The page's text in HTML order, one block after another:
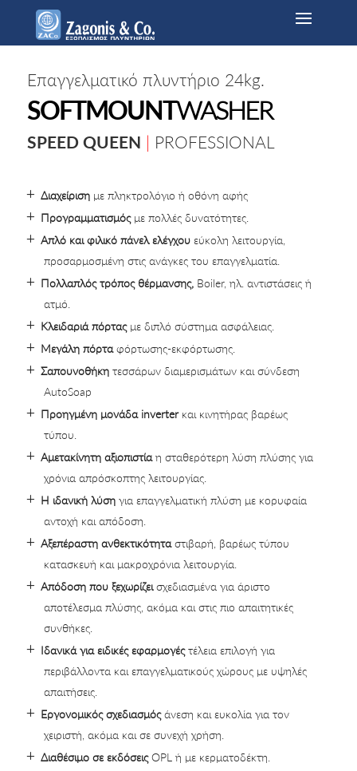
Επαγγελματικό πλυντήριο 24kg.
SOFTMOUNTWASHER
SPEED QUEEN | PROFESSIONAL
Διαχείρισημε πληκτρολόγιο ή οθόνη αφής
Προγραμματισμόςμε πολλές δυνατότητες.
Απλό και φιλικό πάνελ ελέγχουεύκολη λειτουργία,
προσαρμοσμένη στις ανάγκες του επαγγελματία.
Πολλαπλός τρόπος θέρμανσης, Boiler, ηλ. αντιστάσεις ή
ατμό.
Κλειδαριά πόρταςμε διπλό σύστημα ασφάλειας.
Μεγάλη πόρταφόρτωσης-εκφόρτωσης.
Σαπουνοθήκητεσσάρων διαμερισμάτων και σύνδεση
AutoSoap
Προηγμένη μονάδα inverterκαι κινητήρας βαρέως
τύπου.
Αμετακίνητη αξιοπιστίαη σταθερότερη λύση πλύσης για
χρόνια απρόσκοπτης λειτουργίας.
Η ιδανική λύσηγια επαγγελματική πλύση με κορυφαία
αντοχή και απόδοση.
Αξεπέραστη ανθεκτικότηταστιβαρή, βαρέως τύπου
κατασκευή και μακροχρόνια λειτουργία.
Απόδοση που ξεχωρίζεισχεδιασμένα για άριστο
αποτέλεσμα πλύσης, ακόμα και στις πιο απαιτητικές
συνθήκες.
Ιδανικά για ειδικές εφαρμογέςτέλεια επιλογή για
περιβάλλοντα και επαγγελματικούς χώρους με υψηλές
απαιτήσεις.
Εργονομικός σχεδιασμόςάνεση και ευκολία για τον
χειριστή, ακόμα και σε συνεχή χρήση.
Διαθέσιμο σε εκδόσειςOPL ή με κερματοδέκτη.